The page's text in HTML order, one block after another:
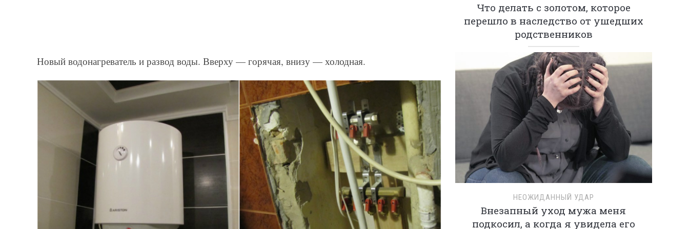
Новый водонагреватель и развод воды. Вверху — горячая, внизу — холодная.
Что делать с золотом, которое
перешло в наследство от ушедших
родственников
НЕОЖИДАННЫЙ УДАР
Внезапный уход мужа меня
подкосил, а когда я увидела его